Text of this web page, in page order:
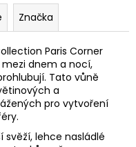
Značka
Paris Corner
dnem a nocí,
Tato vůně
a
pro vytvoření
svěží, lehce nasládlé